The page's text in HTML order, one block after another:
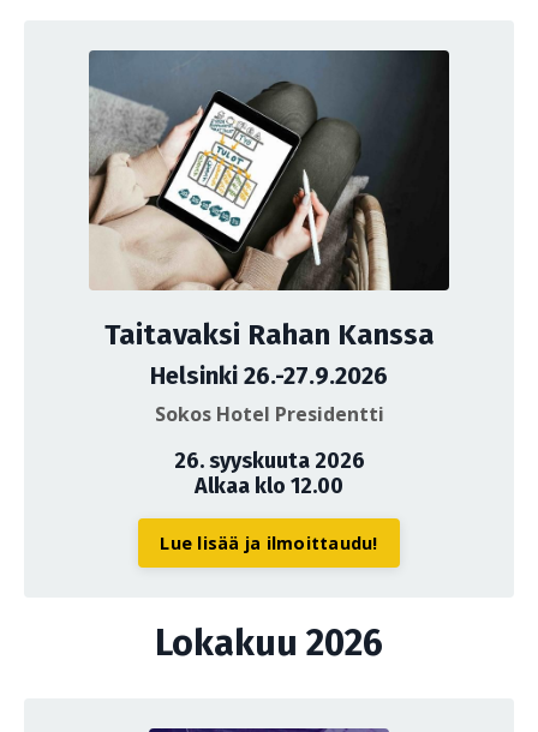
Taitavaksi Rahan Kanssa
Helsinki 26.-27.9.2026
Sokos Hotel Presidentti
26. syyskuuta 2026
Alkaa klo 12.00
Lue lisää ja ilmoittaudu!
Lokakuu 2026